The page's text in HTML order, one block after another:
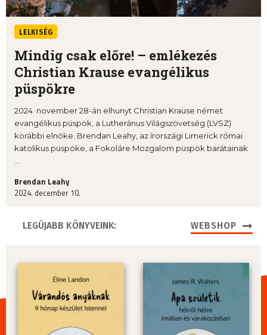
LELKISÉG
Mindig csak előre! – emlékezés
Christian Krause evangélikus
püspökre
2024. november 28-án elhunyt Christian Krause német
evangélikus püspök, a Lutheránus Világszövetség (LVSZ)
korábbi elnöke. Brendan Leahy, az írországi Limerick római
katolikus püspöke, a Fokoláre Mozgalom püspök barátainak
Brendan Leahy
2024. december 10.
LEGÚJABB KÖNYVEINK: WEBSHOP